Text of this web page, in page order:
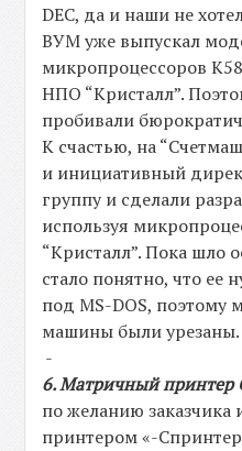
DEC, да и наши не
ВУМ уже выпускал
микропроцессоров
НПО “Кристалл”.
пробивали
К счастью, на
и инициативный
группу и сделали
используя
“Кристалл”. Пока шло
стало понятно, что ее
под MS-DOS, поэтому
машины были урезаны.
-
6. Матричный принтер
по желанию
принтером «-